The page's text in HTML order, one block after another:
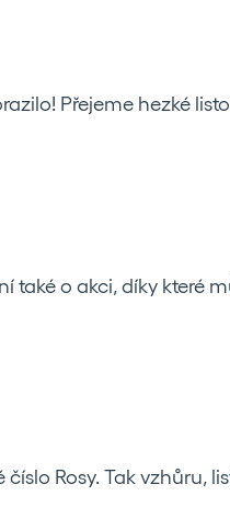
Přejeme hezké
také o akci, díky které
Rosy. Tak vzhůru,